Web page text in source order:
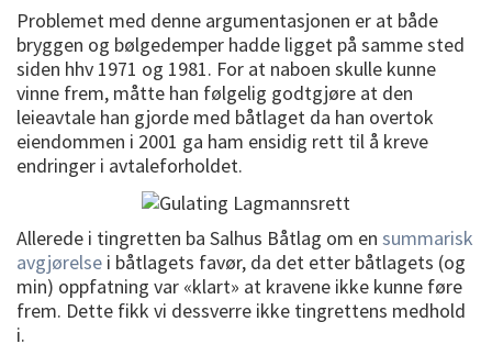
Problemet med denne argumentasjonen er at både
bryggen og bølgedemper hadde ligget på samme sted
siden hhv 1971 og 1981. For at naboen skulle kunne
vinne frem, måtte han følgelig godtgjøre at den
leieavtale han gjorde med båtlaget da han overtok
eiendommen i 2001 ga ham ensidig rett til å kreve
endringer i avtaleforholdet.
Allerede i tingretten ba Salhus Båtlag om en summarisk
avgjørelse i båtlagets favør, da det etter båtlagets (og
min) oppfatning var «klart» at kravene ikke kunne føre
frem. Dette fikk vi dessverre ikke tingrettens medhold
i.